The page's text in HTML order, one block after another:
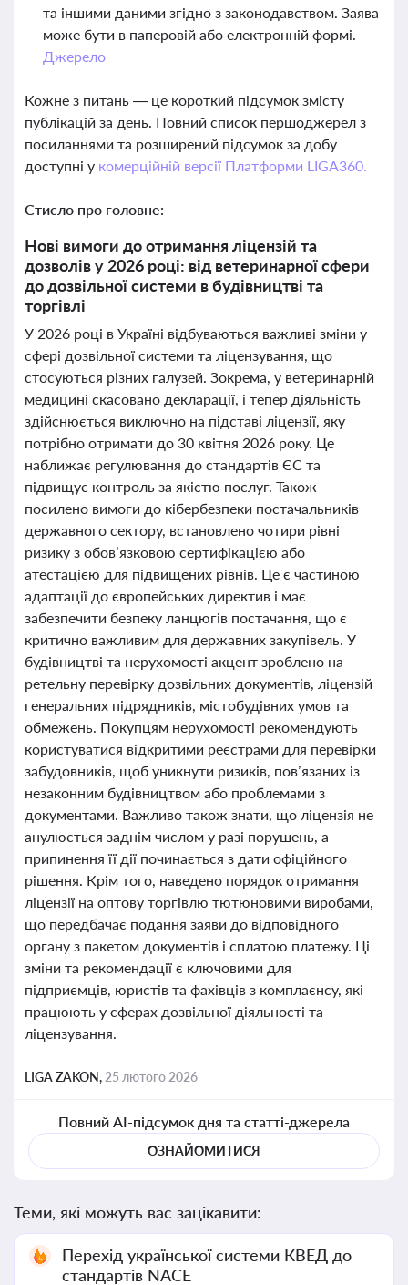
та іншими даними згідно з законодавством. Заява
може бути в паперовій або електронній формі.
Джерело
Кожне з питань — це короткий підсумок змісту
публікацій за день. Повний список першоджерел з
посиланнями та розширений підсумок за добу
доступні у комерційній версії Платформи LIGA360.
Стисло про головне:
Нові вимоги до отримання ліцензій та
дозволів у 2026 році: від ветеринарної сфери
до дозвільної системи в будівництві та
торгівлі
У 2026 році в Україні відбуваються важливі зміни у
сфері дозвільної системи та ліцензування, що
стосуються різних галузей. Зокрема, у ветеринарній
медицині скасовано декларації, і тепер діяльність
здійснюється виключно на підставі ліцензії, яку
потрібно отримати до 30 квітня 2026 року. Це
наближає регулювання до стандартів ЄС та
підвищує контроль за якістю послуг. Також
посилено вимоги до кібербезпеки постачальників
державного сектору, встановлено чотири рівні
ризику з обов’язковою сертифікацією або
атестацією для підвищених рівнів. Це є частиною
адаптації до європейських директив і має
забезпечити безпеку ланцюгів постачання, що є
критично важливим для державних закупівель. У
будівництві та нерухомості акцент зроблено на
ретельну перевірку дозвільних документів, ліцензій
генеральних підрядників, містобудівних умов та
обмежень. Покупцям нерухомості рекомендують
користуватися відкритими реєстрами для перевірки
забудовників, щоб уникнути ризиків, пов’язаних із
незаконним будівництвом або проблемами з
документами. Важливо також знати, що ліцензія не
анулюється заднім числом у разі порушень, а
припинення її дії починається з дати офіційного
рішення. Крім того, наведено порядок отримання
ліцензії на оптову торгівлю тютюновими виробами,
що передбачає подання заяви до відповідного
органу з пакетом документів і сплатою платежу. Ці
зміни та рекомендації є ключовими для
підприємців, юристів та фахівців з комплаєнсу, які
працюють у сферах дозвільної діяльності та
ліцензування.
LIGA ZAKON, 25 лютого 2026
Повний AI-підсумок дня та статті-джерела
ОЗНАЙОМИТИСЯ
Теми, які можуть вас зацікавити:
Перехід української системи КВЕД до
стандартів NACE